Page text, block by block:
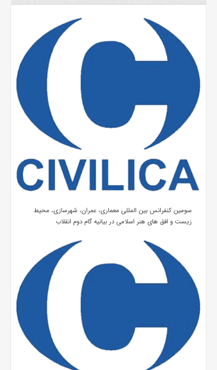
سومین کنفرانس بین المللی معماری، عمران، شهرسازی، محیط
زیست و افق های هنر اسلامی در بیانیه گام دوم انقلاب